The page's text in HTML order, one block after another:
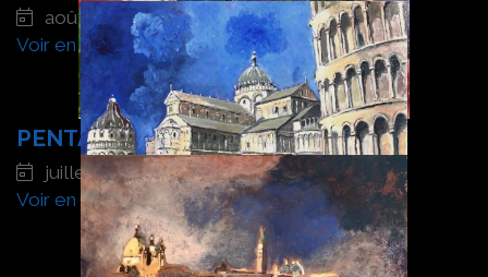
août 2023
Voir en détail
PENTA village de Hte Corse
juillet 2023
Voir en détail